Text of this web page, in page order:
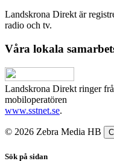
Landskrona Direkt är
radio och tv.
Våra lokala
Landskrona Direkt ringer
mobiloperatören
www.sstnet.se.
© 2026 Zebra Media HB
Sök på sidan